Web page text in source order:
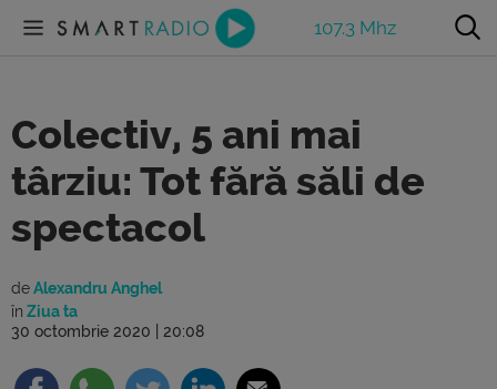
107.3 Mhz
Colectiv, 5 ani mai
târziu: Tot fără săli de
spectacol
deAlexandru Anghel
în Ziua ta
30 octombrie 2020 | 20:08